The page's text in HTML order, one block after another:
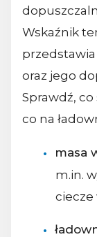
Wskaźnik
oraz jego
Sprawdź, co
co na
masa
m.in.
ciecze